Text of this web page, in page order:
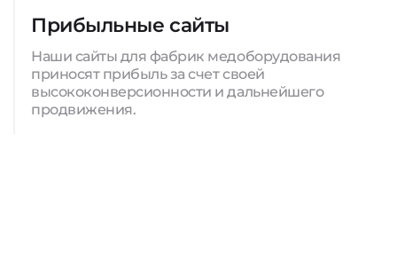
Прибыльные сайты
Наши сайты для фабрик медоборудования
приносят прибыль за счет своей
высококонверсионности и дальнейшего
продвижения.